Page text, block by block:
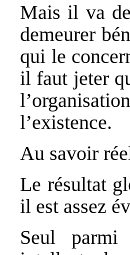
Mais il va
demeurer
qui le
il faut jeter
l’existence.
Au savoir
Le résultat
il est assez
Seul